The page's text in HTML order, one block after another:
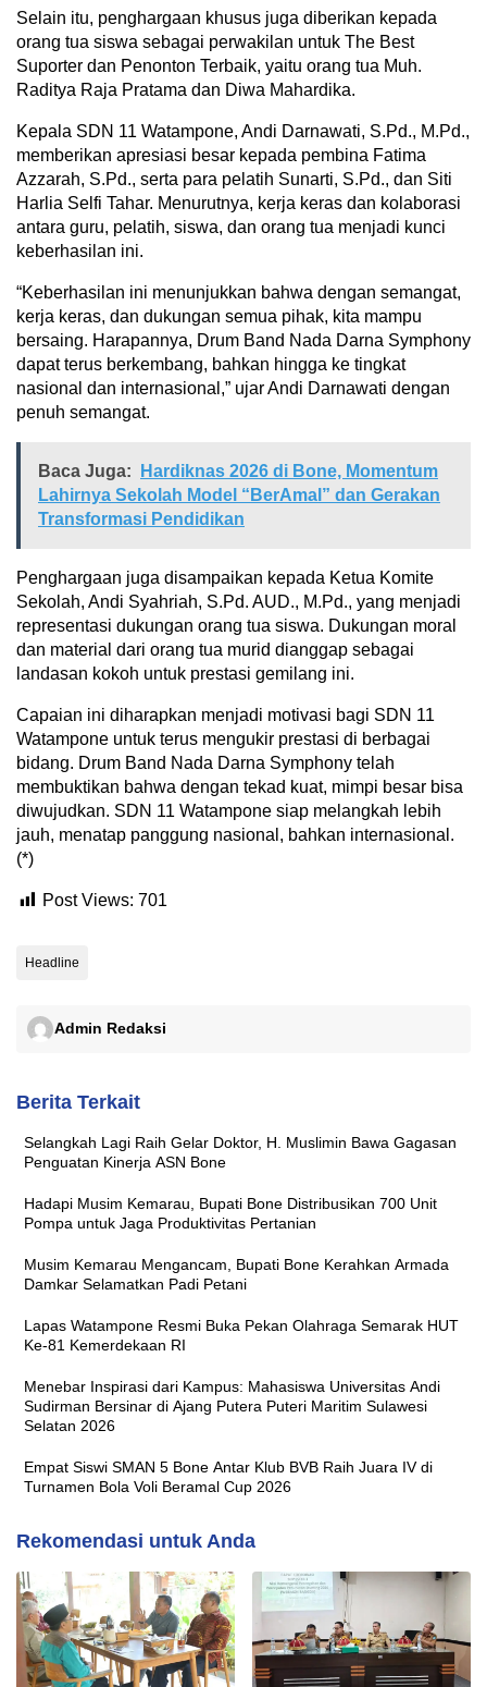
Selain itu, penghargaan khusus juga diberikan kepada
orang tua siswa sebagai perwakilan untuk The Best
Suporter dan Penonton Terbaik, yaitu orang tua Muh.
Raditya Raja Pratama dan Diwa Mahardika.
Kepala SDN 11 Watampone, Andi Darnawati, S.Pd., M.Pd.,
memberikan apresiasi besar kepada pembina Fatima
Azzarah, S.Pd., serta para pelatih Sunarti, S.Pd., dan Siti
Harlia Selfi Tahar. Menurutnya, kerja keras dan kolaborasi
antara guru, pelatih, siswa, dan orang tua menjadi kunci
keberhasilan ini.
“Keberhasilan ini menunjukkan bahwa dengan semangat,
kerja keras, dan dukungan semua pihak, kita mampu
bersaing. Harapannya, Drum Band Nada Darna Symphony
dapat terus berkembang, bahkan hingga ke tingkat
nasional dan internasional,” ujar Andi Darnawati dengan
penuh semangat.
Baca Juga:
Hardiknas 2026 di Bone, Momentum
Lahirnya Sekolah Model “BerAmal” dan Gerakan
Transformasi Pendidikan
Penghargaan juga disampaikan kepada Ketua Komite
Sekolah, Andi Syahriah, S.Pd. AUD., M.Pd., yang menjadi
representasi dukungan orang tua siswa. Dukungan moral
dan material dari orang tua murid dianggap sebagai
landasan kokoh untuk prestasi gemilang ini.
Capaian ini diharapkan menjadi motivasi bagi SDN 11
Watampone untuk terus mengukir prestasi di berbagai
bidang. Drum Band Nada Darna Symphony telah
membuktikan bahwa dengan tekad kuat, mimpi besar bisa
diwujudkan. SDN 11 Watampone siap melangkah lebih
jauh, menatap panggung nasional, bahkan internasional.
(*)
Post Views: 701
Headline
Admin Redaksi
Berita Terkait
Selangkah Lagi Raih Gelar Doktor, H. Muslimin Bawa Gagasan
Penguatan Kinerja ASN Bone
Hadapi Musim Kemarau, Bupati Bone Distribusikan 700 Unit
Pompa untuk Jaga Produktivitas Pertanian
Musim Kemarau Mengancam, Bupati Bone Kerahkan Armada
Damkar Selamatkan Padi Petani
Lapas Watampone Resmi Buka Pekan Olahraga Semarak HUT
Ke-81 Kemerdekaan RI
Menebar Inspirasi dari Kampus: Mahasiswa Universitas Andi
Sudirman Bersinar di Ajang Putera Puteri Maritim Sulawesi
Selatan 2026
Empat Siswi SMAN 5 Bone Antar Klub BVB Raih Juara IV di
Turnamen Bola Voli Beramal Cup 2026
Rekomendasi untuk Anda